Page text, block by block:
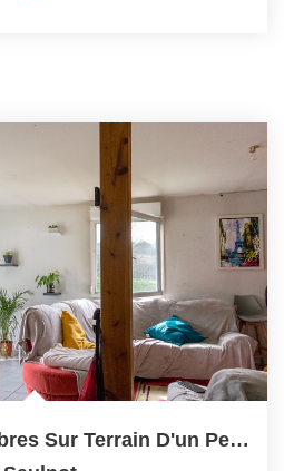
Maison De 4 Chambres Sur Terrain D'un Peu Plus De 13 Ares